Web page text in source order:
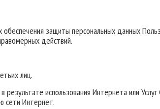
защиты персональных данных
действий.
лиц.
использования Интернета или
сети Интернет.